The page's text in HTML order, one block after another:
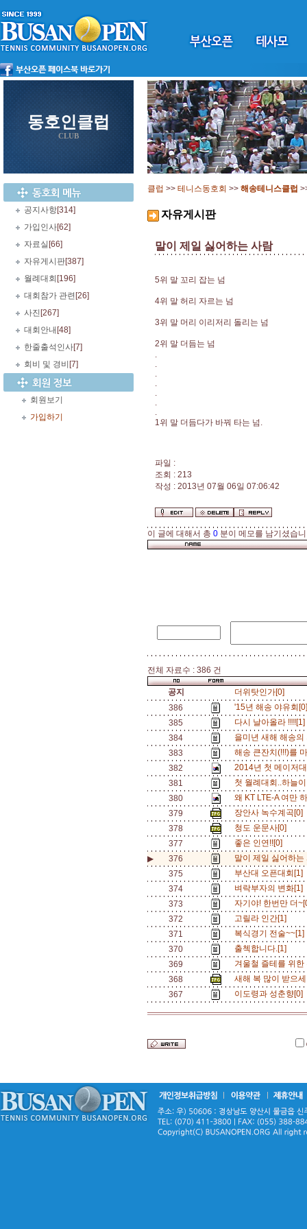
동호인클럽
CLUB
공지사항[314]
가입인사[62]
자료실 [66]
자유게시판[387]
월례대회 [196]
대회참가 관련 [26]
사진 [267]
대회안내 [48]
한줄출석인사[7]
회비 및 경비 [7]
회원보기
가입하기
클럽 >> 테니스동호회 >> 해송테니스클럽
자유게시판
말이 제일 싫어하는 사람
5위 말 꼬리 잡는 넘
4위 말 허리 자르는 넘
3위 말 머리 이리저리 돌리는 넘
2위 말 더듬는 넘
.
.
.
.
.
.
.
1위 말 더듬다가 바꿔 타는 넘.
파일 :
조회 : 213
작성 : 2013년 07월 06일 07:06:42
이 글에 대해서 총 0 분이 메모를 남기셨습
전체 자료수 : 386 건
공지
더위탓인가[0]
386
'15년 해송 야유회
385
다시 날아올라
384
을미년 새해 해송
383
해송 큰잔치(!!!)를
382
2014년 첫 메이저
381
첫 월례대회..하늘
380
왜 KT LTE-A 여만
379
장안사 녹수계곡[0]
378
청도 운문사[0]
377
좋은 인연!![0]
▶
376
말이 제일 싫어하는
375
부산대 오픈대회[1]
374
벼락부자의 변화[1]
373
자기야! 한번만 더
372
고릴라 인간[1]
371
복식경기 전술
370
출첵합니다.[1]
369
겨울철 즐테를 위
368
새해 복 많이 받으
367
이도령과 성춘향[0]